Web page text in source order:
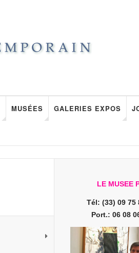
MUSÉES GALERIES EXPOS
LE MUSEE
Tél: (33) 09 75
Port.: 06 08